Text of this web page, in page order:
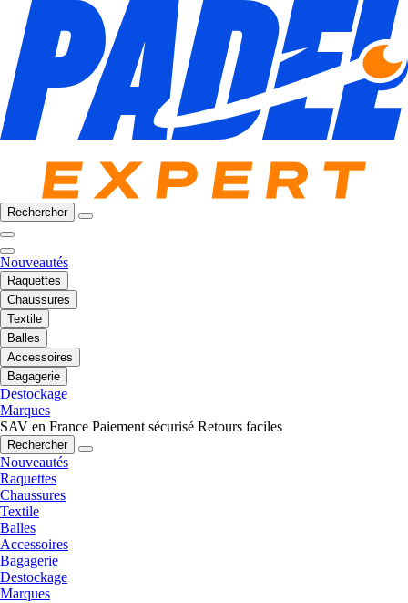
Rechercher
Nouveautés
Raquettes
Chaussures
Textile
Balles
Accessoires
Bagagerie
Destockage
Marques
SAV en France Paiement sécurisé Retours faciles
Rechercher
Nouveautés
Raquettes
Chaussures
Textile
Balles
Accessoires
Bagagerie
Destockage
Marques